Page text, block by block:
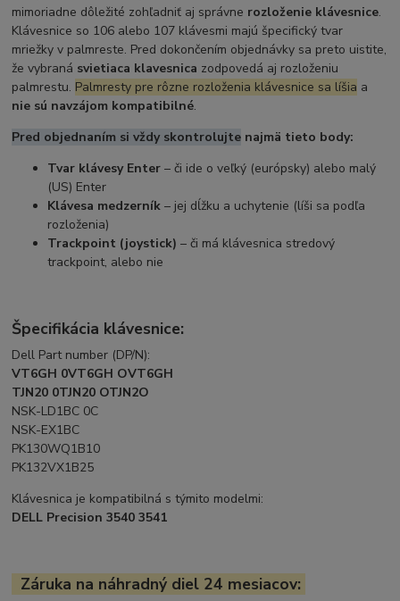
mimoriadne dôležité zohľadniť aj správne rozloženie klávesnice.
Klávesnice so 106 alebo 107 klávesmi majú špecifický tvar
mriežky v palmreste. Pred dokončením objednávky sa preto uistite,
že vybraná svietiaca klavesnica zodpovedá aj rozloženiu
palmrestu. Palmresty pre rôzne rozloženia klávesnice sa líšia a
nie sú navzájom kompatibilné.
Pred objednaním si vždy skontrolujte najmä tieto body:
Tvar klávesy Enter – či ide o veľký (európsky) alebo malý
(US) Enter
Klávesa medzerník – jej dĺžku a uchytenie (líši sa podľa
rozloženia)
Trackpoint (joystick) – či má klávesnica stredový
trackpoint, alebo nie
Špecifikácia klávesnice:
Dell Part number (DP/N):
VT6GH 0VT6GH OVT6GH
TJN20 0TJN20 OTJN2O
NSK-LD1BC 0C
NSK-EX1BC
PK130WQ1B10
PK132VX1B25
Klávesnica je kompatibilná s týmito modelmi:
DELL Precision 3540 3541
Záruka na náhradný diel 24 mesiacov: